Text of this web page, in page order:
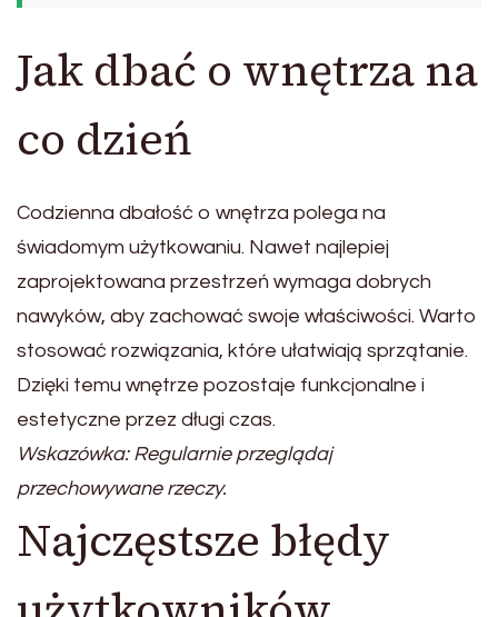
Jak dbać o wnętrza na
co dzień
Codzienna dbałość o wnętrza polega na
świadomym użytkowaniu. Nawet najlepiej
zaprojektowana przestrzeń wymaga dobrych
nawyków, aby zachować swoje właściwości. Warto
stosować rozwiązania, które ułatwiają sprzątanie.
Dzięki temu wnętrze pozostaje funkcjonalne i
estetyczne przez długi czas.
Wskazówka: Regularnie przeglądaj
przechowywane rzeczy.
Najczęstsze błędy